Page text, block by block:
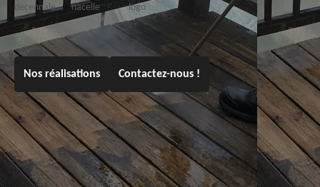
Nos réalisations Contactez-nous !